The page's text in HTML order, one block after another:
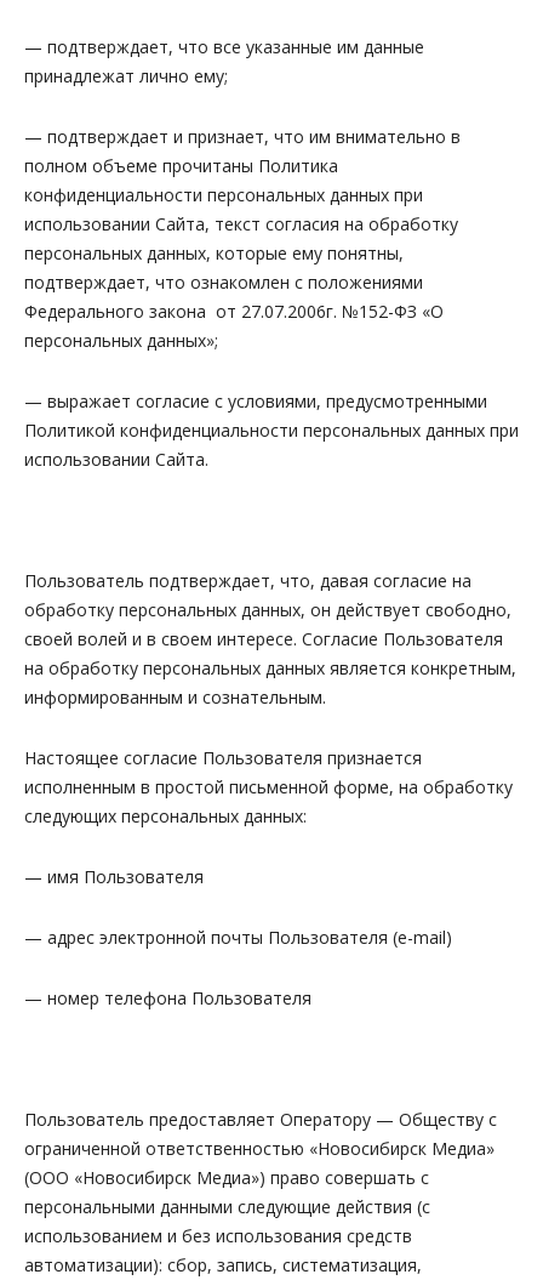
— подтверждает, что все указанные им данные
принадлежат лично ему;
— подтверждает и признает, что им внимательно в
полном объеме прочитаны Политика
конфиденциальности персональных данных при
использовании Сайта, текст согласия на обработку
персональных данных, которые ему понятны,
подтверждает, что ознакомлен с положениями
Федерального закона от 27.07.2006г. №152-ФЗ «О
персональных данных»;
— выражает согласие с условиями, предусмотренными
Политикой конфиденциальности персональных данных при
использовании Сайта.
Пользователь подтверждает, что, давая согласие на
обработку персональных данных, он действует свободно,
своей волей и в своем интересе. Согласие Пользователя
на обработку персональных данных является конкретным,
информированным и сознательным.
Настоящее согласие Пользователя признается
исполненным в простой письменной форме, на обработку
следующих персональных данных:
— имя Пользователя
— адрес электронной почты Пользователя (e-mail)
— номер телефона Пользователя
Пользователь предоставляет Оператору — Обществу с
ограниченной ответственностью «Новосибирск Медиа»
(ООО «Новосибирск Медиа») право совершать с
персональными данными следующие действия (с
использованием и без использования средств
автоматизации): сбор, запись, систематизация,